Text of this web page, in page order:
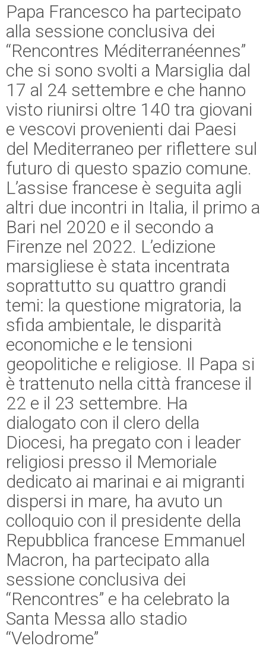
Papa Francesco ha partecipato
alla sessione conclusiva dei
“Rencontres Méditerranéennes”
che si sono svolti a Marsiglia dal
17 al 24 settembre e che hanno
visto riunirsi oltre 140 tra giovani
e vescovi provenienti dai Paesi
del Mediterraneo per riflettere sul
futuro di questo spazio comune.
L’assise francese è seguita agli
altri due incontri in Italia, il primo a
Bari nel 2020 e il secondo a
Firenze nel 2022. L’edizione
marsigliese è stata incentrata
soprattutto su quattro grandi
temi: la questione migratoria, la
sfida ambientale, le disparità
economiche e le tensioni
geopolitiche e religiose. Il Papa si
è trattenuto nella città francese il
22 e il 23 settembre. Ha
dialogato con il clero della
Diocesi, ha pregato con i leader
religiosi presso il Memoriale
dedicato ai marinai e ai migranti
dispersi in mare, ha avuto un
colloquio con il presidente della
Repubblica francese Emmanuel
Macron, ha partecipato alla
sessione conclusiva dei
“Rencontres” e ha celebrato la
Santa Messa allo stadio
“Velodrome”